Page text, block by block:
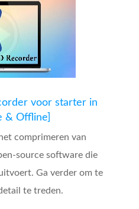
voor starter in
& Offline]
comprimeren van
source software die
Ga verder om te
te treden.